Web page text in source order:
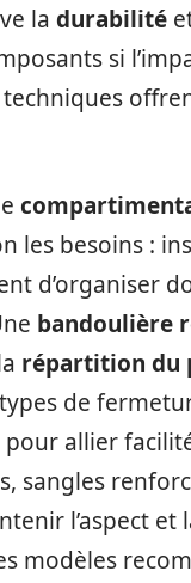
la durabilité
si
les besoins :
d’organiser
bandoulière
répartition du
de
allier facilité
sangles
l’aspect
modèles